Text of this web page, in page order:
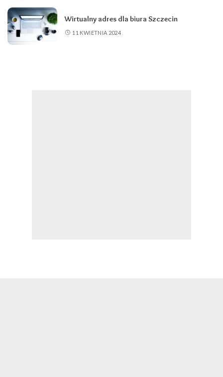
Wirtualny adres dla biura Szczecin
11 KWIETNIA 2024